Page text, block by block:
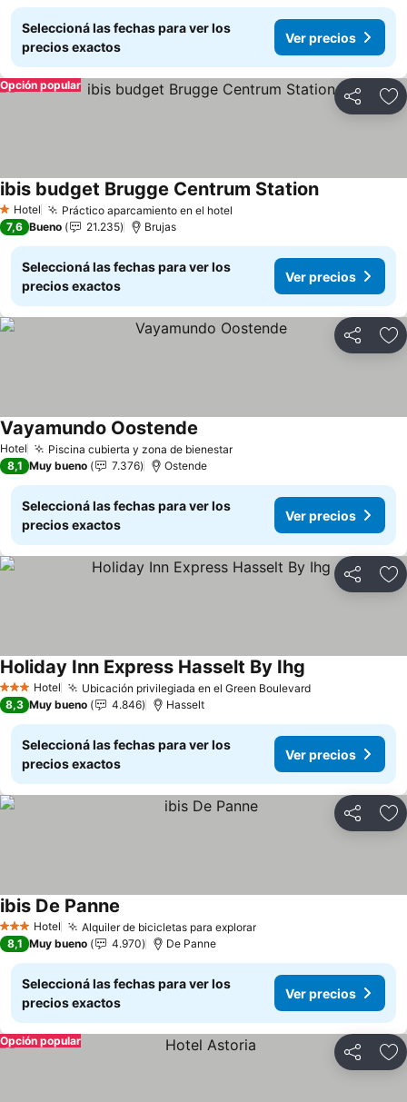
Seleccioná las fechas para ver los
precios exactos
Ver precios
Compartir
Opción popular
1 Estrellas
Hotel Práctico aparcamiento en el hotel
ibis budget Brugge Centrum StationVer precios
7,6 Bueno 21.235 Brujas
Seleccioná las fechas para ver los
precios exactos
Ver precios
Compartir
Hotel Piscina cubierta y zona de bienestarVer precios
Vayamundo Oostende
8,1 Muy bueno 7.376 Ostende
Seleccioná las fechas para ver los
precios exactos
Ver precios
Compartir
3 Estrellas
Hotel Ubicación privilegiada en el Green BoulevardVer precios
Holiday Inn Express Hasselt By Ihg
8,3 Muy bueno 4.846 Hasselt
Seleccioná las fechas para ver los
precios exactos
Ver precios
Compartir
3 Estrellas
Hotel Alquiler de bicicletas para explorarVer precios
ibis De Panne
8,1 Muy bueno 4.970 De Panne
Seleccioná las fechas para ver los
precios exactos
Ver precios
Compartir
Opción popular